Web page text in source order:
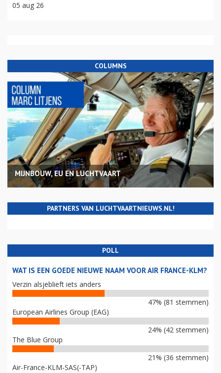
05 aug 26
COLUMNS
MIJNBOUW, EU EN LUCHTVAART
PARTNERS VAN LUCHTVAARTNIEUWS.NL!
POLL
WAT IS EEN GOEDE NIEUWE NAAM VOOR AIR FRANCE-KLM?
Verzin alsjeblieft iets anders
47% (81 stemmen)
European Airlines Group (EAG)
24% (42 stemmen)
The Blue Group
21% (36 stemmen)
Air-France-KLM-SAS(-TAP)